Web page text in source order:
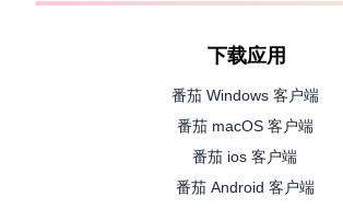
下载应用
番茄 Windows 客户端
番茄 macOS 客户端
番茄 ios 客户端
番茄 Android 客户端